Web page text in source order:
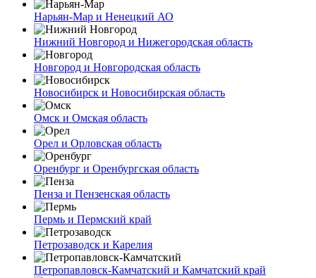
Нарьян-Мар и Ненецкий АО
Нижний Новгород и Нижегородская область
Новгород и Новгородская область
Новосибирск и Новосибирская область
Омск и Омская область
Орел и Орловская область
Оренбург и Оренбургская область
Пенза и Пензенская область
Пермь и Пермский край
Петрозаводск и Карелия
Петропавловск-Камчатский и Камчатский край